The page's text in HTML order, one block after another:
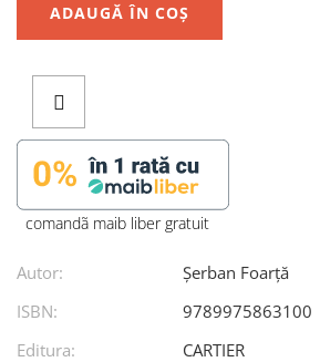
ADAUGĂ ÎN COȘ
comandã maib liber gratuit
Autor:
Șerban Foarță
ISBN:
9789975863100
Editura:
CARTIER